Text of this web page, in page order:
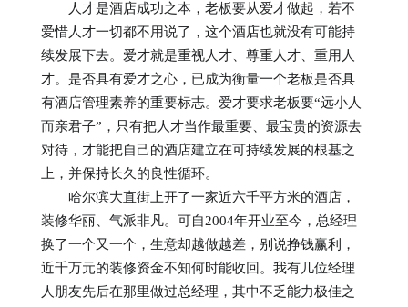
人才是酒店成功之本，老板要从爱才做起，若不
爱惜人才一切都不用说了，这个酒店也就没有可能持
续发展下去。爱才就是重视人才、尊重人才、重用人
才。是否具有爱才之心，已成为衡量一个老板是否具
有酒店管理素养的重要标志。爱才要求老板要“远小人
而亲君子”，只有把人才当作最重要、最宝贵的资源去
对待，才能把自己的酒店建立在可持续发展的根基之
上，并保持长久的良性循环。
哈尔滨大直街上开了一家近六千平方米的酒店，
装修华丽、气派非凡。可自2004年开业至今，总经理
换了一个又一个，生意却越做越差，别说挣钱赢利，
近千万元的装修资金不知何时能收回。我有几位经理
人朋友先后在那里做过总经理，其中不乏能力极佳之